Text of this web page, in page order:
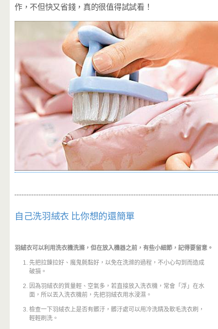
作，不但快又省錢，真的很值得試試看！
自己洗羽絨衣 比你想的還簡單
羽絨衣可以利用洗衣機洗滌，但在放入機器之前，有些小細節，記得要留意。
先把拉錬拉好、魔鬼氈黏好，以免在洗滌的過程，不小心勾到而造成
破損。
因為羽絨衣的質量輕、空氣多，若直接放入洗衣機，常會「浮」在水
面，所以丟入洗衣機前，先把羽絨衣用水浸濕。
檢查一下羽絨衣上是否有髒汙，髒汙處可以用冷洗精及軟毛洗衣刷，
輕輕刷洗。